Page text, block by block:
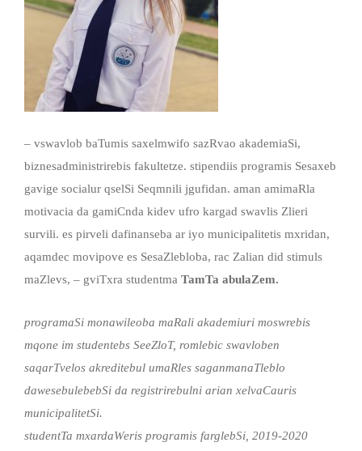
– vswavlob baTumis saxelmwifo sazRvao akademiaSi,
biznesadministrirebis fakultetze. stipendiis programis Sesaxeb
gavige socialur qselSi Seqmnili jgufidan. aman amimaRla
motivacia da gamiCnda kidev ufro kargad swavlis Zlieri
survili. es pirveli dafinanseba ar iyo municipalitetis mxridan,
aqamdec movipove es SesaZlebloba, rac Zalian did stimuls
maZlevs, – gviTxra studentma TamTa abulaZem.
programaSi monawileoba maRali akademiuri moswrebis
mqone im studentebs SeeZloT, romlebic swavloben
saqarTvelos akreditebul umaRles saganmanaTleblo
dawesebulebebSi da registrirebulni arian xelvaCauris
municipalitetSi.
studentTa mxardaWeris programis farglebSi, 2019-2020